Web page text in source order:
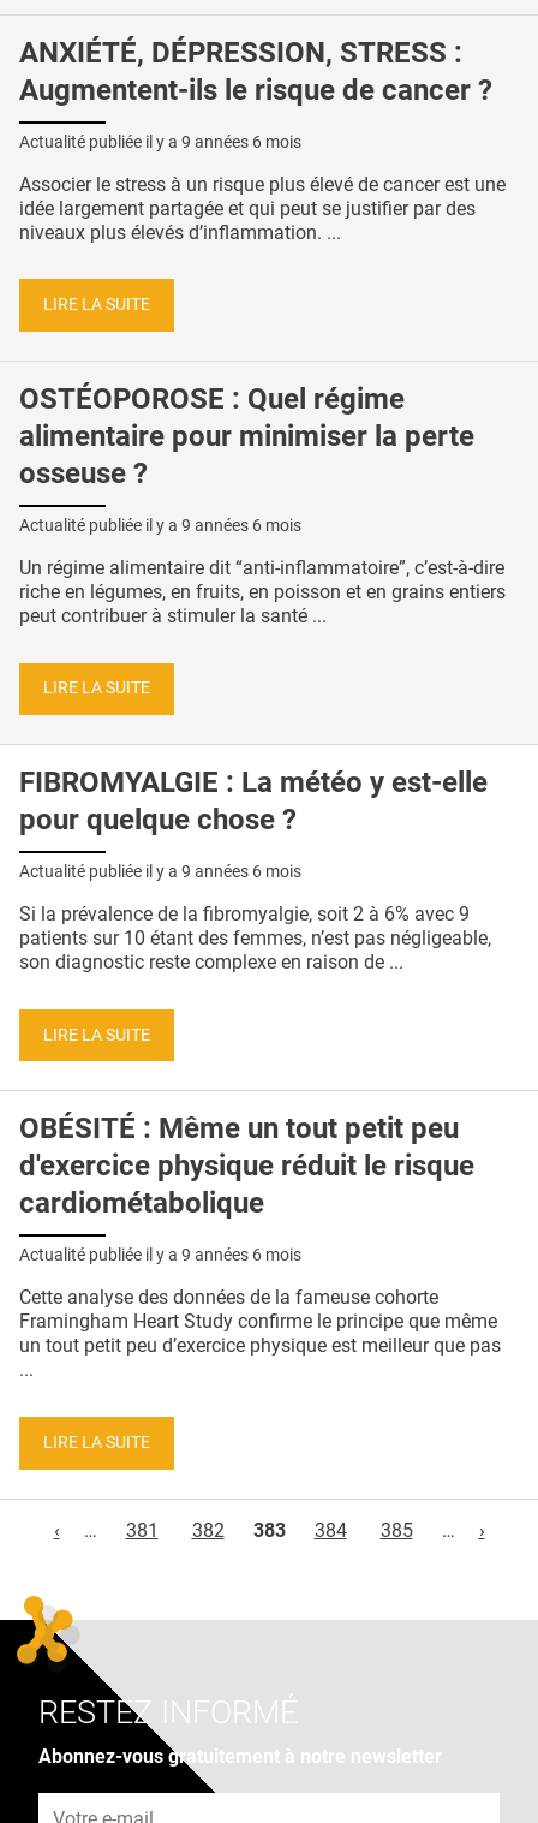
ANXIÉTÉ, DÉPRESSION, STRESS :
Augmentent-ils le risque de cancer ?
Actualité publiée il y a 9 années 6 mois
Associer le stress à un risque plus élevé de cancer est une
idée largement partagée et qui peut se justifier par des
niveaux plus élevés d’inflammation. ...
LIRE LA SUITE
OSTÉOPOROSE : Quel régime
alimentaire pour minimiser la perte
osseuse ?
Actualité publiée il y a 9 années 6 mois
Un régime alimentaire dit “anti-inflammatoire”, c’est-à-dire
riche en légumes, en fruits, en poisson et en grains entiers
peut contribuer à stimuler la santé ...
LIRE LA SUITE
FIBROMYALGIE : La météo y est-elle
pour quelque chose ?
Actualité publiée il y a 9 années 6 mois
Si la prévalence de la fibromyalgie, soit 2 à 6% avec 9
patients sur 10 étant des femmes, n’est pas négligeable,
son diagnostic reste complexe en raison de ...
LIRE LA SUITE
OBÉSITÉ : Même un tout petit peu
d'exercice physique réduit le risque
cardiométabolique
Actualité publiée il y a 9 années 6 mois
Cette analyse des données de la fameuse cohorte
Framingham Heart Study confirme le principe que même
un tout petit peu d’exercice physique est meilleur que pas
...
LIRE LA SUITE
‹
… 381 382 383 384 385 … ›
RESTEZ INFORMÉ
Abonnez-vous gratuitement à notre newsletter